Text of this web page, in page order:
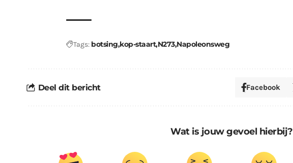
Tags: botsing kop-staartN273Napoleonsweg
Deel dit bericht Facebook
Wat is jouw gevoel hierbij?